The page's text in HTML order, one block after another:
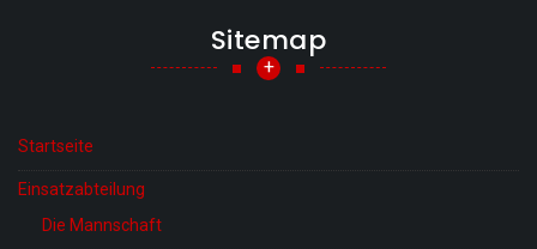
Sitemap
+
Startseite
Einsatzabteilung
Die Mannschaft